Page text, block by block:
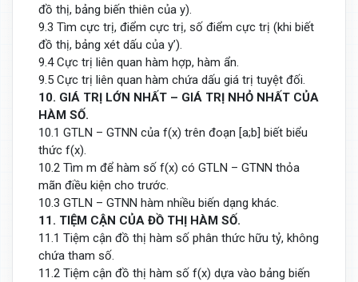
đồ thị, bảng biến thiên của y).
9.3 Tìm cực trị, điểm cực trị, số điểm cực trị (khi biết
đồ thị, bảng xét dấu của y’).
9.4 Cực trị liên quan hàm hợp, hàm ẩn.
9.5 Cực trị liên quan hàm chứa dấu giá trị tuyệt đối.
10. GIÁ TRỊ LỚN NHẤT – GIÁ TRỊ NHỎ NHẤT CỦA
HÀM SỐ.
10.1 GTLN – GTNN của f(x) trên đoạn [a;b] biết biểu
thức f(x).
10.2 Tìm m để hàm số f(x) có GTLN – GTNN thỏa
mãn điều kiện cho trước.
10.3 GTLN – GTNN hàm nhiều biến dạng khác.
11. TIỆM CẬN CỦA ĐỒ THỊ HÀM SỐ.
11.1 Tiệm cận đồ thị hàm số phân thức hữu tỷ, không
chứa tham số.
11.2 Tiệm cận đồ thị hàm số f(x) dựa vào bảng biến